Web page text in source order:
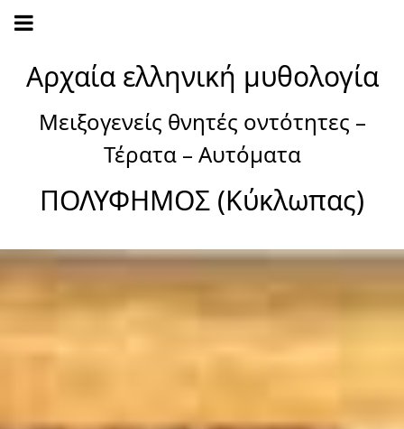
Αρχαία ελληνική μυθολογία
Μειξογενείς θνητές οντότητες –
Τέρατα – Αυτόματα
ΠΟΛΥΦΗΜΟΣ (Κύκλωπας)